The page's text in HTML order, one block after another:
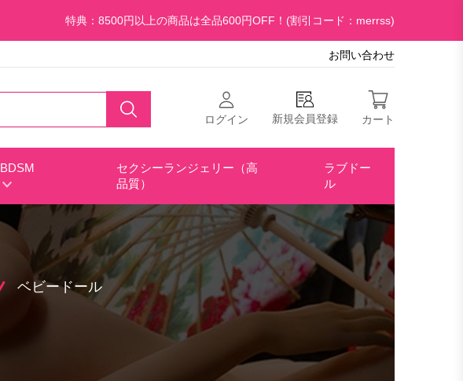
特典：8500円以上の商品は全品600円OFF！(割引コード：merrss)
お問い合わせ
ログイン 新規会員登録 カート
BDSM
セクシーランジェリー（高
品質）
ラブドー
ル
ベビードール